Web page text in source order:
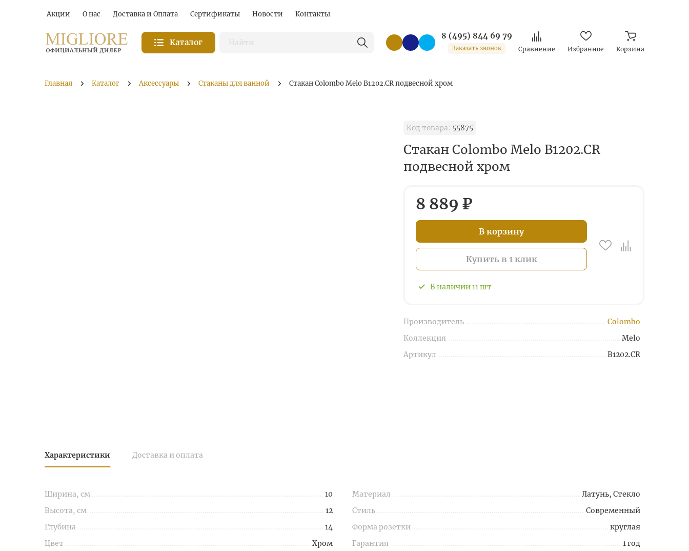
Акции О нас Доставка и Оплата Сертификаты Новости Контакты
Каталог
8 (495) 844 69 79
Заказать звонок Сравнение Избранное Корзина
Главная Каталог Аксессуары Стаканы для ванной Стакан Colombo Melo B1202.CR подвесной хром
Код товара: 55875
Стакан Colombo Melo B1202.CR
подвесной хром
8 889 ₽
В корзину
Купить в 1 клик
В наличии11шт
Производитель
Colombo
Коллекция
Melo
Артикул
B1202.CR
Характеристики Доставка и оплата
Ширина, см
10
Высота, см
12
Глубина
14
Цвет
Хром
Материал
Латунь, Стекло
Стиль
Современный
Форма розетки
круглая
Гарантия
1 год